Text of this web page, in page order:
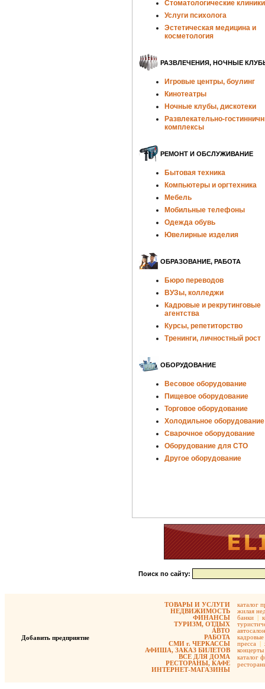
Стоматологические клиники
Услуги психолога
Эстетическая медицина и
косметология
РАЗВЛЕЧЕНИЯ, НОЧНЫЕ
Игровые центры, боулинг
Кинотеатры
Ночные клубы, дискотеки
Развлекательно-
комплексы
РЕМОНТ И ОБСЛУЖИВАНИЕ
Бытовая техника
Компьютеры и оргтехника
Мебель
Мобильные телефоны
Одежда обувь
Ювелирные изделия
ОБРАЗОВАНИЕ, РАБОТА
Бюро переводов
ВУЗы, колледжи
Кадровые и рекрутинговые
агентства
Курсы, репетиторство
Тренинги, личностный рост
ОБОРУДОВАНИЕ
Весовое оборудование
Пищевое оборудование
Торговое оборудование
Холодильное оборудование
Сварочное оборудование
Оборудование для СТО
Другое оборудование
Поиск по сайту:
Добавить предприятие
ТОВАРЫ И УСЛУГИ
НЕДВИЖИМОСТЬ
ФИНАНСЫ
ТУРИЗМ, ОТДЫХ
АВТО
РАБОТА
СМИ г. ЧЕРКАССЫ
АФИША, ЗАКАЗ БИЛЕТОВ
ВСЕ ДЛЯ ДОМА
РЕСТОРАНЫ, КАФЕ
ИНТЕРНЕТ-МАГАЗИНЫ
каталог
жилая
банки |
кадровые
пресса |
концерты
каталог